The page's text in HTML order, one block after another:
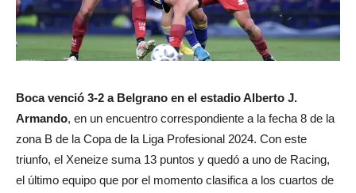
Boca venció 3-2 a Belgrano en el estadio Alberto J.
Armando, en un encuentro correspondiente a la fecha 8 de la
zona B de la Copa de la Liga Profesional 2024. Con este
triunfo, el Xeneize suma 13 puntos y quedó a uno de Racing,
el último equipo que por el momento clasifica a los cuartos de